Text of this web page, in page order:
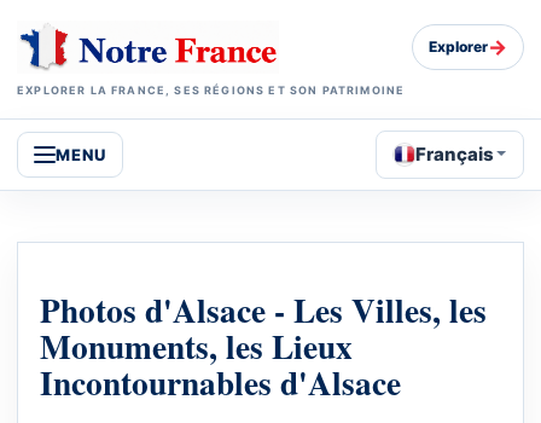
EXPLORER LA FRANCE, SES RÉGIONS ET SON PATRIMOINE
Explorer→
MENU Français
Photos d'Alsace - Les Villes, les
Monuments, les Lieux
Incontournables d'Alsace